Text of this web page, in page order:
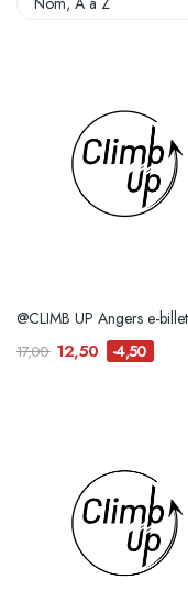
@CLIMB UP Angers e-billet
17,00 12,50 -4,50